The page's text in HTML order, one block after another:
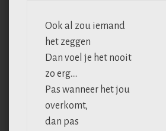
Ook al zou iemand
het zeggen
Dan voel je het nooit
zo erg….
Pas wanneer het jou
overkomt,
dan pas